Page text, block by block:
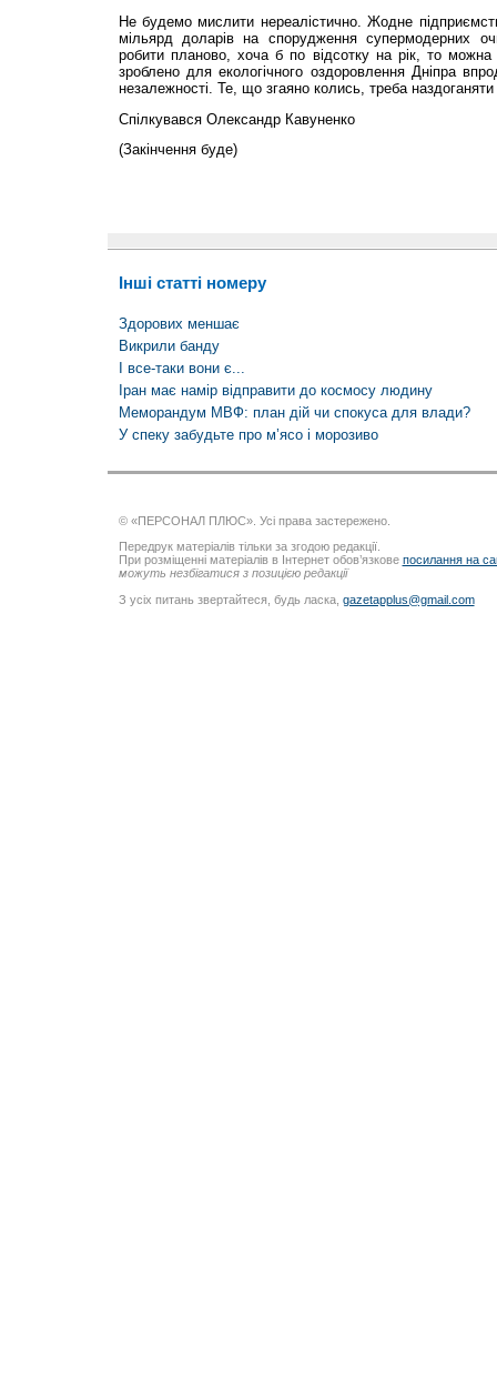
Не будемо мислити нереалістично. Жодне
мільярд доларів на спорудження супермодерних
робити планово, хоча б по відсотку на рік, то
зроблено для екологічного оздоровлення Дніпра
незалежності. Те, що згаяно колись, треба наздоганяти
Спілкувався Олександр Кавуненко
(Закінчення буде)
Інші статті номеру
Здорових меншає
Викрили банду
І все-таки вони є...
Іран має намір відправити до космосу людину
Меморандум МВФ: план дій чи спокуса для влади?
У спеку забудьте про м’ясо і морозиво
© «ПЕРСОНАЛ ПЛЮС». Усі права застережено.
Передрук матеріалів тільки за згодою редакції.
При розміщенні матеріалів в Інтернет обов’язкове посилання на
можуть незбігатися з позицією редакції
З усіх питань звертайтеся, будь ласка, gazetapplus@gmail.com